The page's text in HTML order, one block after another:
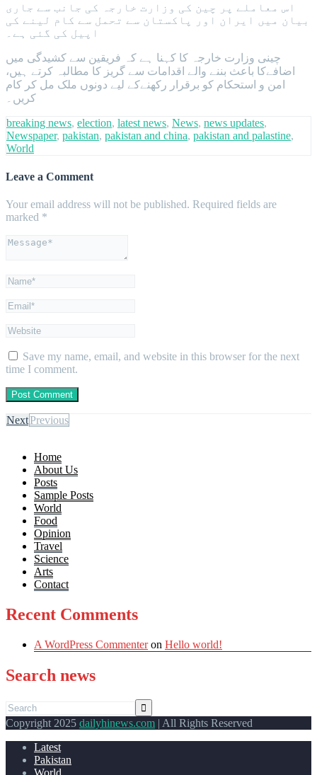
اس معاملے پر چین کی وزارت خارجہ کی جانب سے جاری
بیان میں ایران اور پاکستان سے تحمل سے کام لینے کی
اپیل کی گئی ہے۔
چینی وزارت خارجہ کا کہنا ہے کہ فریقین سے کشیدگی میں
اضافےکا باعث بننے والے اقدامات سے گریز کا مطالبہ کرتے ہیں،
امن و استحکام کو برقرار رکھنےکے لیے دونوں ملک مل کر کام
breaking news, election, latest news, News, news updates,
Newspaper, pakistan, pakistan and china, pakistan and palastine,
World
Leave a Comment
Your email address will not be published. Required fields are
marked *
Save my name, email, and website in this browser for the next
time I comment.
NextPrevious
Home
About Us
Posts
Sample Posts
World
Food
Opinion
Travel
Science
Arts
Contact
Recent Comments
A WordPress Commenteron Hello world!
Search news
Copyright 2025 dailyhinews.com | All Rights Reserved
Latest
Pakistan
World